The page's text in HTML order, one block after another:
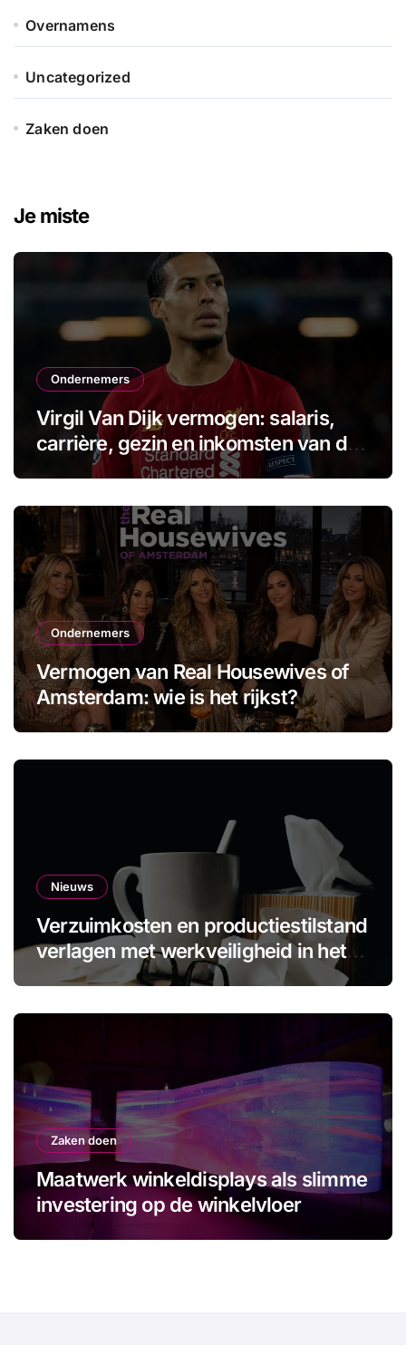
Overnamens
Uncategorized
Zaken doen
Je miste
Ondernemers
Virgil Van Dijk vermogen: salaris,
carrière, gezin en inkomsten van de
aanvoerder
Ondernemers
Vermogen van Real Housewives of
Amsterdam: wie is het rijkst?
Nieuws
Verzuimkosten en productiestilstand
verlagen met werkveiligheid in het
MKB
Zaken doen
Maatwerk winkeldisplays als slimme
investering op de winkelvloer